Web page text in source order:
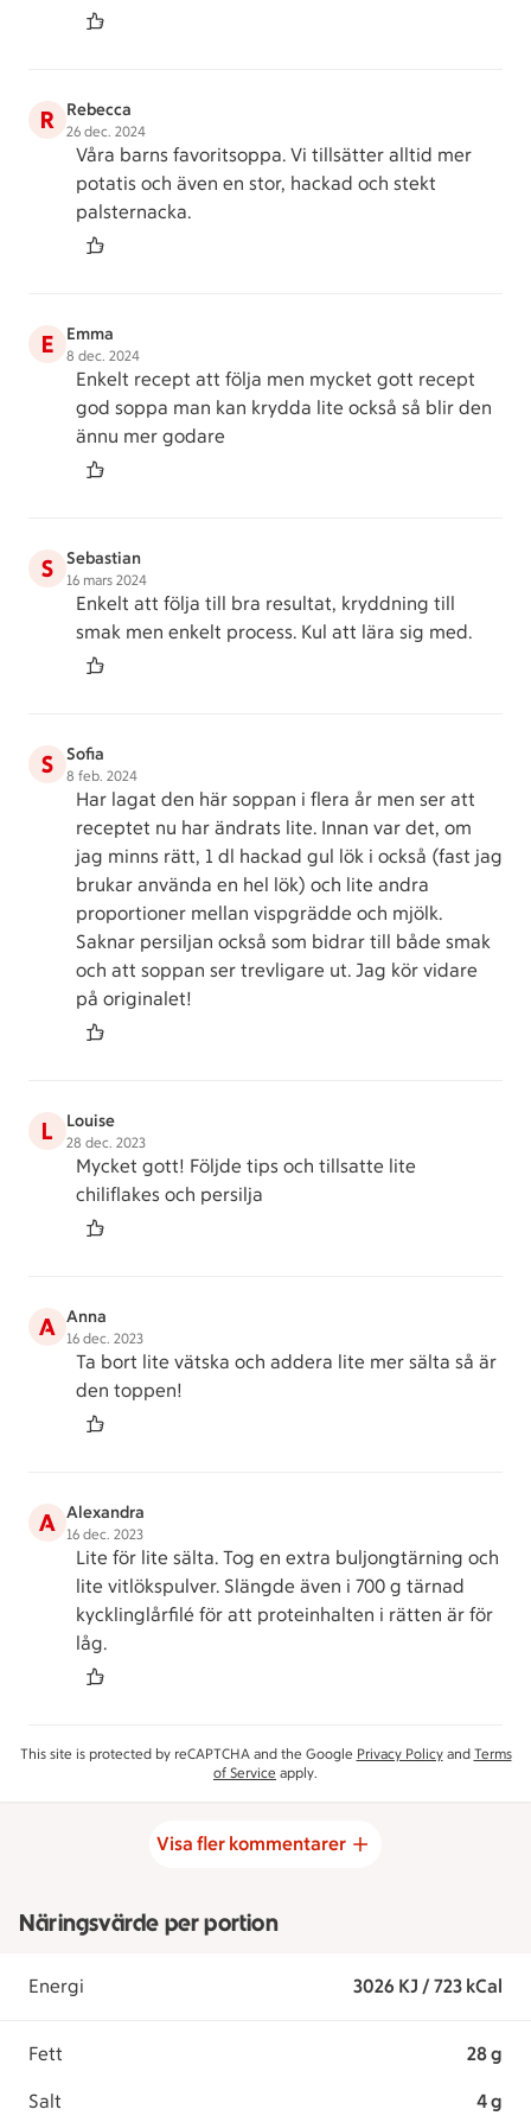
R Rebecca
26 dec. 2024
Våra barns favoritsoppa. Vi tillsätter alltid mer
potatis och även en stor, hackad och stekt
palsternacka.
E Emma
8 dec. 2024
Enkelt recept att följa men mycket gott recept
god soppa man kan krydda lite också så blir den
ännu mer godare
S Sebastian
16 mars 2024
Enkelt att följa till bra resultat, kryddning till
smak men enkelt process. Kul att lära sig med.
S Sofia
8 feb. 2024
Har lagat den här soppan i flera år men ser att
receptet nu har ändrats lite. Innan var det, om
jag minns rätt, 1 dl hackad gul lök i också (fast jag
brukar använda en hel lök) och lite andra
proportioner mellan vispgrädde och mjölk.
Saknar persiljan också som bidrar till både smak
och att soppan ser trevligare ut. Jag kör vidare
på originalet!
L Louise
28 dec. 2023
Mycket gott! Följde tips och tillsatte lite
chiliflakes och persilja
A Anna
16 dec. 2023
Ta bort lite vätska och addera lite mer sälta så är
den toppen!
A Alexandra
16 dec. 2023
Lite för lite sälta. Tog en extra buljongtärning och
lite vitlökspulver. Slängde även i 700 g tärnad
kycklinglårfilé för att proteinhalten i rätten är för
låg.
This site is protected by reCAPTCHA and the Google Privacy Policyand Terms
of Service apply.
Visa fler kommentarer
Näringsvärde per portion
Energi 3026 KJ / 723 kCal
Fett 28 g
Salt 4 g